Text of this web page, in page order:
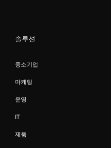
솔루션
중소기업
마케팅
운영
IT
제품